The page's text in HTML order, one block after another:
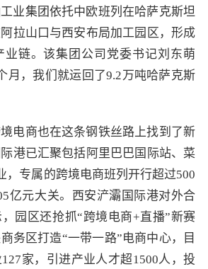
业集团依托中欧班列在哈萨克斯坦
拉山口与西安布局加工园区，形成
业链。该集团公司党委书记刘东萌
月，我们就运回了9.2万吨哈萨克斯
电商也在这条钢铁丝路上找到了新
港已汇聚包括阿里巴巴国际站、菜
，专属的跨境电商班列开行超过500
亿元大关。西安浐灞国际港对外合
园区还抢抓“跨境电商+直播”新赛
务区打造“一带一路”电商中心，目
家，引进产业人才超1500人，投